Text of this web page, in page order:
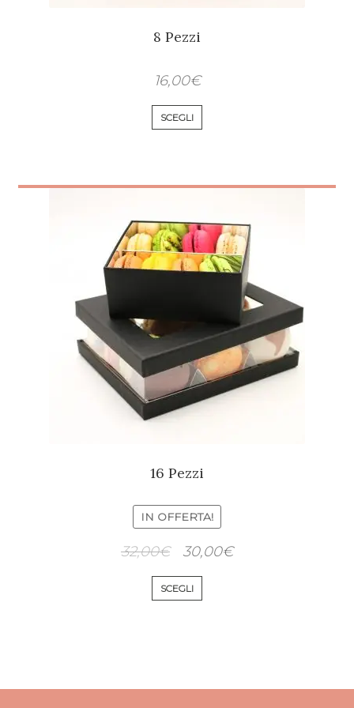
8 Pezzi
16,00€
SCEGLI
16 Pezzi
IN OFFERTA!
32,00€ 30,00€
SCEGLI